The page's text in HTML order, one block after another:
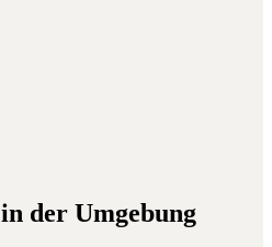
in der Umgebung